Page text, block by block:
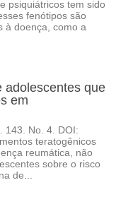
psiquiátricos tem sido
fenótipos são
à doença, como a
adolescentes que
em
143. No. 4. DOI:
teratogênicos
reumática, não
sobre o risco
de...